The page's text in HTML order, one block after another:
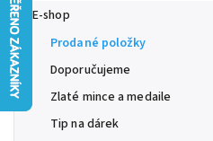
E-shop
Prodané položky
Doporučujeme
Zlaté mince a medaile
Tip na dárek